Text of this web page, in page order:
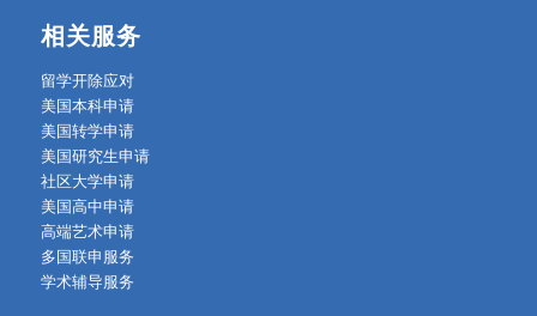
相关服务
留学开除应对
美国本科申请
美国转学申请
美国研究生申请
社区大学申请
美国高中申请
高端艺术申请
多国联申服务
学术辅导服务